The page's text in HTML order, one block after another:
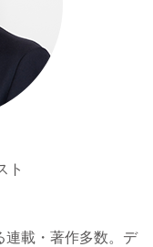
ト
連載・著作多数。デ